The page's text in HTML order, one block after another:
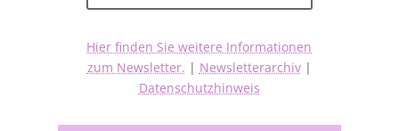
Hier finden Sie weitere Informationen
zum Newsletter. | Newsletterarchiv|
Datenschutzhinweis